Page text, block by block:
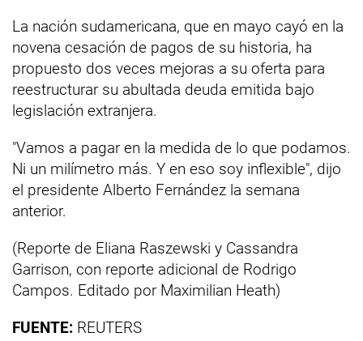
La nación sudamericana, que en mayo cayó en la
novena cesación de pagos de su historia, ha
propuesto dos veces mejoras a su oferta para
reestructurar su abultada deuda emitida bajo
legislación extranjera.
"Vamos a pagar en la medida de lo que podamos.
Ni un milímetro más. Y en eso soy inflexible", dijo
el presidente Alberto Fernández la semana
anterior.
(Reporte de Eliana Raszewski y Cassandra
Garrison, con reporte adicional de Rodrigo
Campos. Editado por Maximilian Heath)
FUENTE: REUTERS